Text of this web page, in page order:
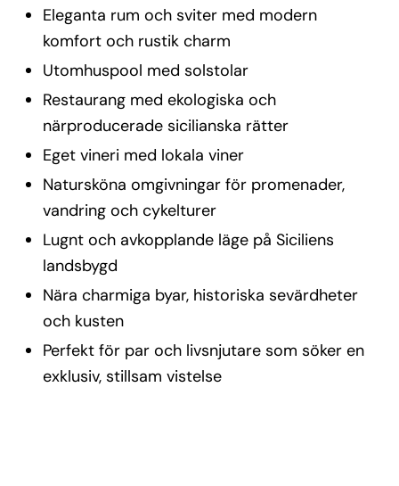
Egen vingård och vinprovningar.
Gourmetrestaurang med lokala råvaror.
Möjlighet till matlagningskurser och guidade utflykter.
Eleganta rum och sviter med modern
komfort och rustik charm
Utomhuspool med solstolar
Restaurang med ekologiska och
närproducerade sicilianska rätter
Eget vineri med lokala viner
Natursköna omgivningar för promenader,
vandring och cykelturer
Lugnt och avkopplande läge på Siciliens
landsbygd
Nära charmiga byar, historiska sevärdheter
och kusten
Perfekt för par och livsnjutare som söker en
exklusiv, stillsam vistelse